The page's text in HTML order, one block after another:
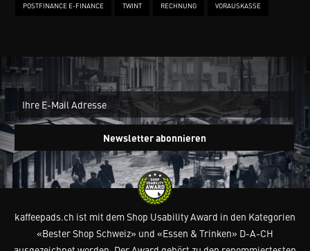
POSTFINANCE E-FINANCE TWINT RECHNUNG VORAUSKASSE
Newsletter abonnieren
kaffeepads.ch ist mit dem Shop Usability Award in den Kategorien
«Bester Shop Schweiz» und «Essen & Trinken» D-A-CH